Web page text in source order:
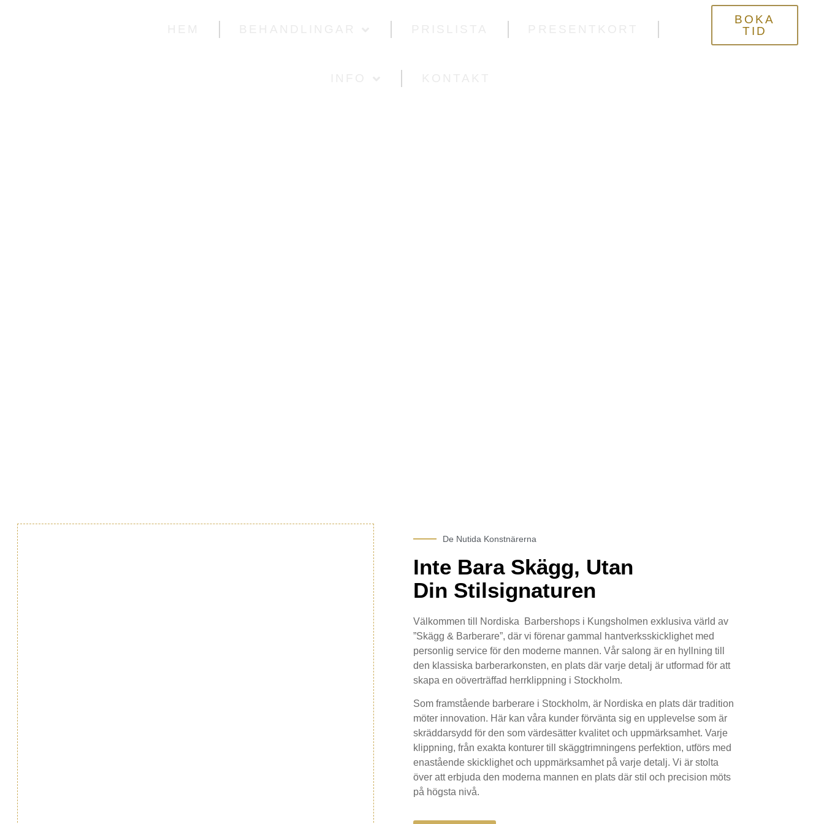
BOKA
TID
De Nutida Konstnärerna
Inte Bara Skägg, Utan
Din Stilsignaturen
Välkommen till Nordiska Barbershops i Kungsholmen exklusiva värld av
”Skägg & Barberare”, där vi förenar gammal hantverksskicklighet med
personlig service för den moderne mannen. Vår salong är en hyllning till
den klassiska barberarkonsten, en plats där varje detalj är utformad för att
skapa en oöverträffad herrklippning i Stockholm.
Som framstående barberare i Stockholm, är Nordiska en plats där tradition
möter innovation. Här kan våra kunder förvänta sig en upplevelse som är
skräddarsydd för den som värdesätter kvalitet och uppmärksamhet. Varje
klippning, från exakta konturer till skäggtrimningens perfektion, utförs med
enastående skicklighet och uppmärksamhet på varje detalj. Vi är stolta
över att erbjuda den moderna mannen en plats där stil och precision möts
på högsta nivå.